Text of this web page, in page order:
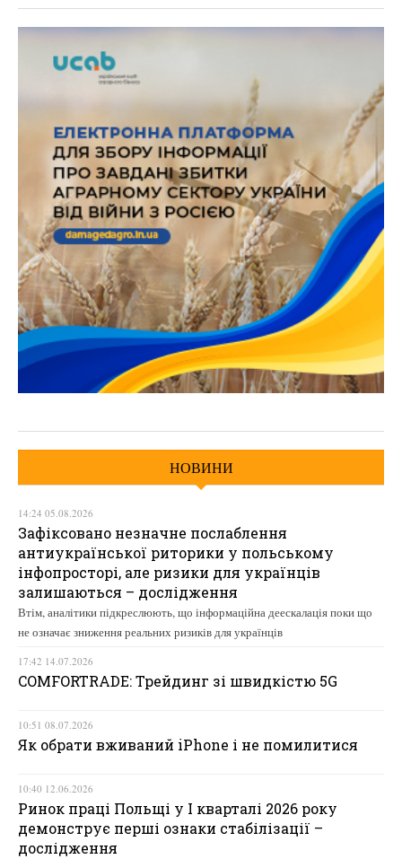
НОВИНИ
14:24 05.08.2026
Зафіксовано незначне послаблення
антиукраїнської риторики у польському
інфопросторі, але ризики для українців
залишаються – дослідження
Втім, аналітики підкреслюють, що інформаційна деескалація поки що
не означає зниження реальних ризиків для українців
17:42 14.07.2026
COMFORTRADE: Трейдинг зі швидкістю 5G
10:51 08.07.2026
Як обрати вживаний iPhone і не помилитися
10:40 12.06.2026
Ринок праці Польщі у І кварталі 2026 року
демонструє перші ознаки стабілізації –
дослідження